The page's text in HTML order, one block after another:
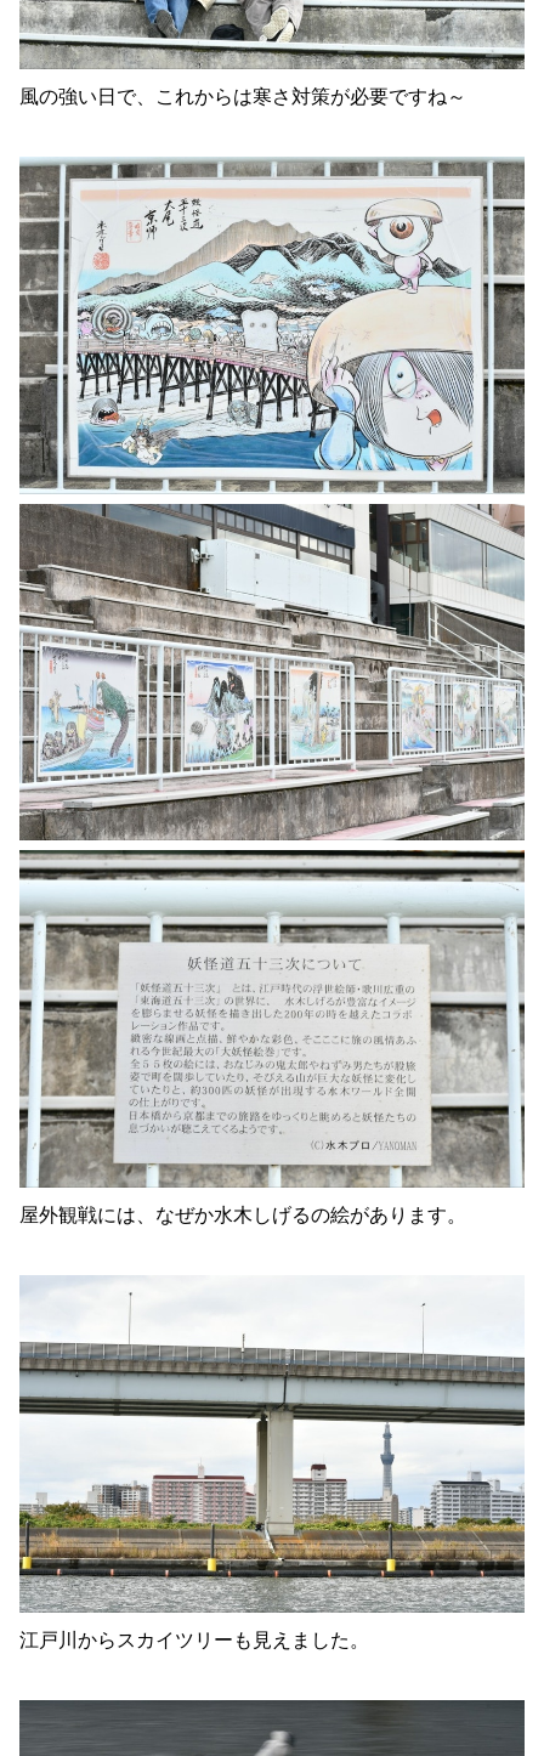
風の強い日で、これからは寒さ対策が必要ですね～
屋外観戦には、なぜか水木しげるの絵があります。
江戸川からスカイツリーも見えました。